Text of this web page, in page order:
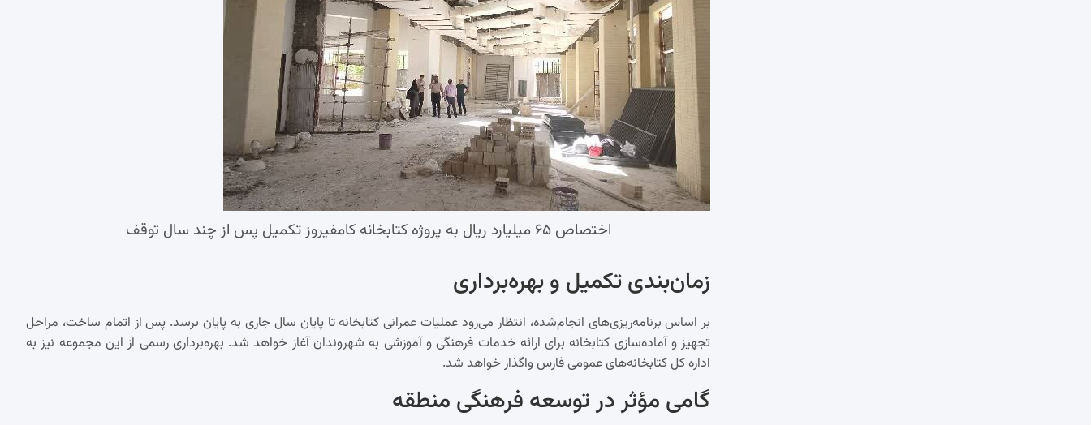
اختصاص ۶۵ میلیارد ریال به پروژه کتابخانه کامفیروز تکمیل پس از چند سال توقف
زمان‌بندی تکمیل و بهره‌برداری
بر اساس برنامه‌ریزی‌های انجام‌شده، انتظار می‌رود عملیات عمرانی کتابخانه تا پایان سال جاری به پایان برسد. پس از اتمام ساخت، مراحل
تجهیز و آماده‌سازی کتابخانه برای ارائه خدمات فرهنگی و آموزشی به شهروندان آغاز خواهد شد. بهره‌برداری رسمی از این مجموعه نیز به
اداره کل کتابخانه‌های عمومی فارس واگذار خواهد شد.
گامی مؤثر در توسعه فرهنگی منطقه